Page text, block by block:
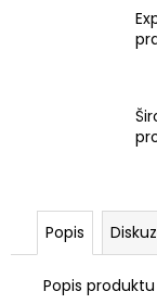
Popis
Popis